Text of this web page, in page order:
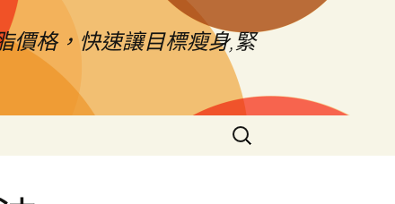
價格，快速讓目標瘦身,緊
搜
尋